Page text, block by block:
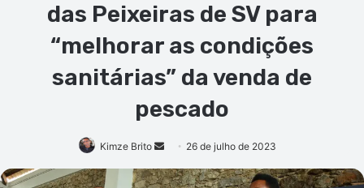
das Peixeiras de SV para
“melhorar as condições
sanitárias” da venda de
pescado
Kimze Brito
Mande
e-
26 de julho de 2023